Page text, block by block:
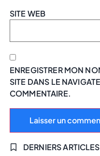
SITE WEB
ENREGISTRER MON
SITE DANS LE
COMMENTAIRE.
DERNIERS ARTICLES